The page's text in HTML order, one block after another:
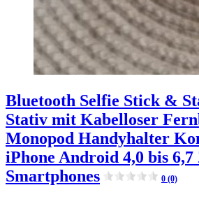
Bluetooth Selfie Stick &
Stativ mit Kabelloser
Monopod Handyhalter
iPhone Android 4,0 bis
Smartphones
0 (0)